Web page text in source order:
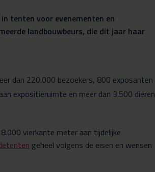
tenten voor evenementen en
landbouwbeurs, die dit jaar haar
dan 220.000 bezoekers, 800 exposanten
aan expositieruimte en meer dan 3.500 dieren
vierkante meter aan tijdelijke
geheel volgens de eisen en wensen